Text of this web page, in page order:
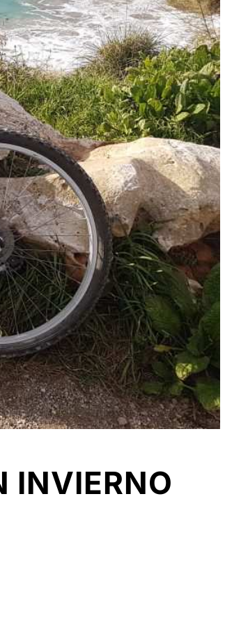
INVIERNO